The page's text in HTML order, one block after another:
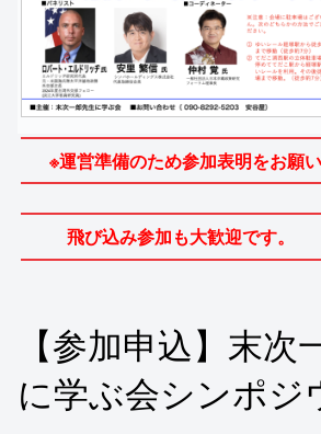
※運営準備のため参加表明をお願い
飛び込み参加も大歓迎です。